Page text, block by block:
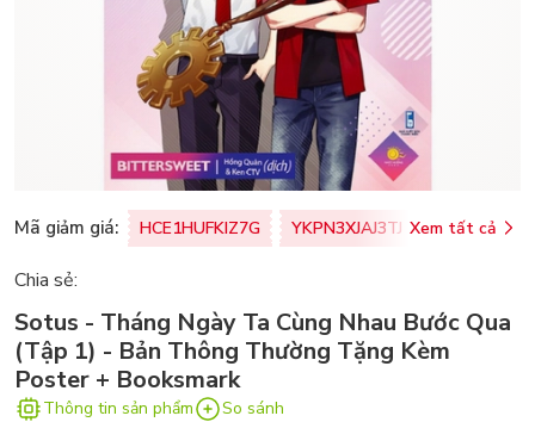
Mã giảm giá: HCE1HUFKIZ7G YKPN3XJAJ3TJ Xem tất cả
Chia sẻ:
Sotus - Tháng Ngày Ta Cùng Nhau Bước Qua
(Tập 1) - Bản Thông Thường Tặng Kèm
Poster + Booksmark
Thông tin sản phẩm So sánh